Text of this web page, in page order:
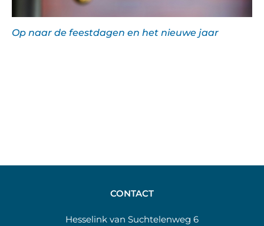
Op naar de feestdagen en het nieuwe jaar
CONTACT
Hesselink van Suchtelenweg 6